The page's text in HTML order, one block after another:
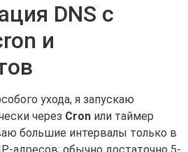
DNS с
и
ухода, я запускаю
через Cron или таймер
большие интервалы только в